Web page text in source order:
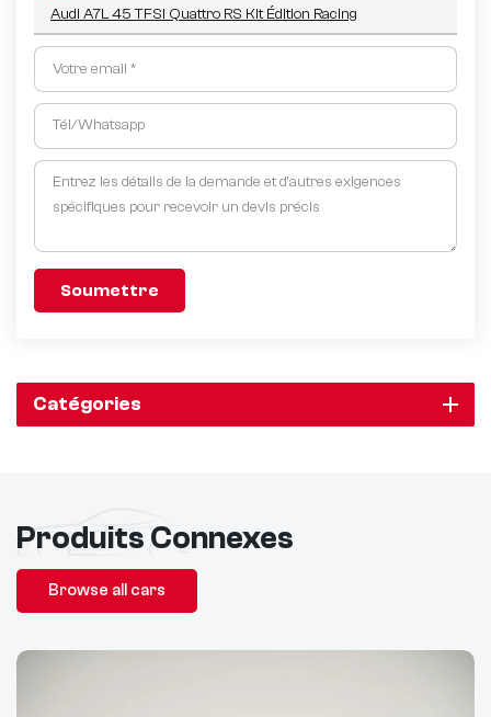
Audi A7L 45 TFSI Quattro RS Kit Édition Racing
Soumettre
Catégories
Produits Connexes
Browse all cars